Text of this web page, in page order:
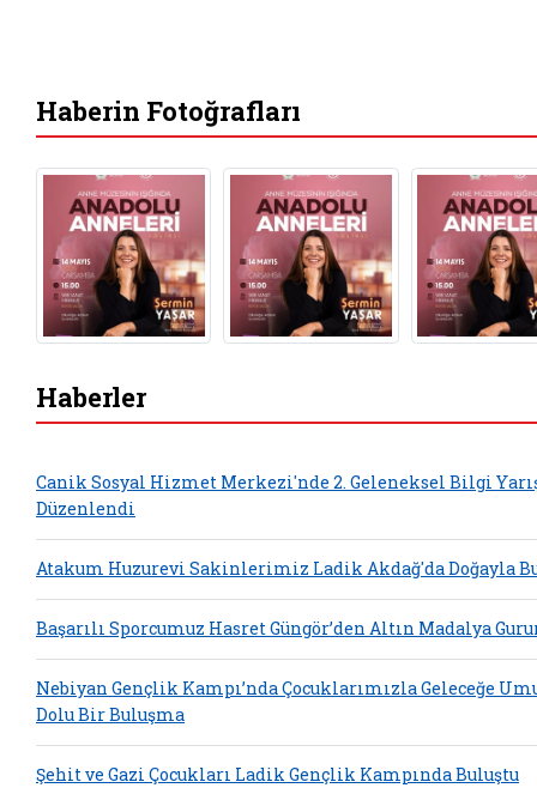
Haberin Fotoğrafları
Haberler
Canik Sosyal Hizmet Merkezi'nde 2. Geleneksel Bilgi
Düzenlendi
Atakum Huzurevi Sakinlerimiz Ladik Akdağ'da Doğayla
Başarılı Sporcumuz Hasret Güngör’den Altın Madalya
Nebiyan Gençlik Kampı’nda Çocuklarımızla Geleceğe
Dolu Bir Buluşma
Şehit ve Gazi Çocukları Ladik Gençlik Kampında Buluştu